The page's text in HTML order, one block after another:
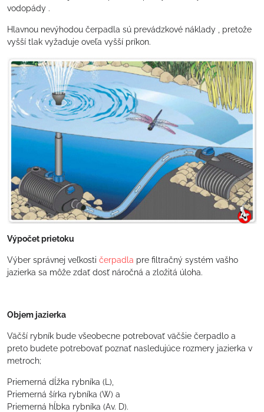
vodopády .
Hlavnou nevýhodou čerpadla sú prevádzkové náklady , pretože
vyšší tlak vyžaduje oveľa vyšší príkon.
Výpočet prietoku
Výber správnej veľkosti čerpadla pre filtračný systém vašho
jazierka sa môže zdať dosť náročná a zložitá úloha.
Objem jazierka
Väčší rybník bude všeobecne potrebovať väčšie čerpadlo a
preto budete potrebovať poznať nasledujúce rozmery jazierka v
metroch;
Priemerná dĺžka rybníka (L),
Priemerná šírka rybníka (W) a
Priemerná hĺbka rybníka (Av. D).